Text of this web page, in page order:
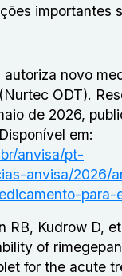
importantes
autoriza novo
ODT).
de 2026,
em:
anvisa/pt-
anvisa/2026/
para-
RB, Kudrow D,
of
for the acute